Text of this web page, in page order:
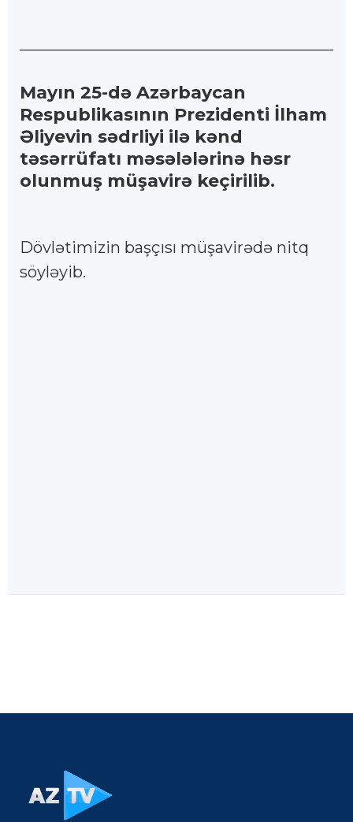
Mayın 25-də Azərbaycan
Respublikasının Prezidenti İlham
Əliyevin sədrliyi ilə kənd
təsərrüfatı məsələlərinə həsr
olunmuş müşavirə keçirilib.
Dövlətimizin başçısı müşavirədə nitq
söyləyib.